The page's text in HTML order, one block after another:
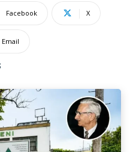
Facebook X
Email